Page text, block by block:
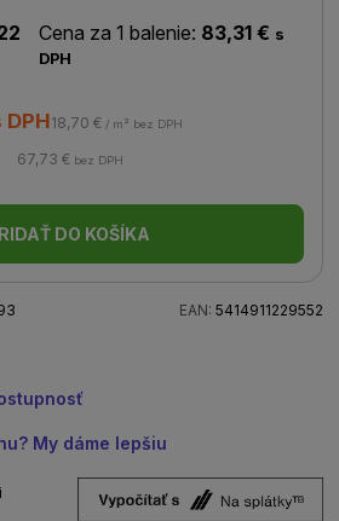
Cena za 1 balenie: 83,31 € s
DPH
DPH18,70 € / m² bez DPH
67,73 € bez DPH
DO KOŠÍKA
EAN: 5414911229552
My dáme lepšiu